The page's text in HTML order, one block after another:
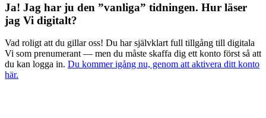
Ja! Jag har ju den ”vanliga” tidningen. Hur läser
jag Vi digitalt?
Vad roligt att du gillar oss! Du har självklart full tillgång till digitala
Vi som prenumerant — men du måste skaffa dig ett konto först så att
du kan logga in. Du kommer igång nu, genom att aktivera ditt konto
här.